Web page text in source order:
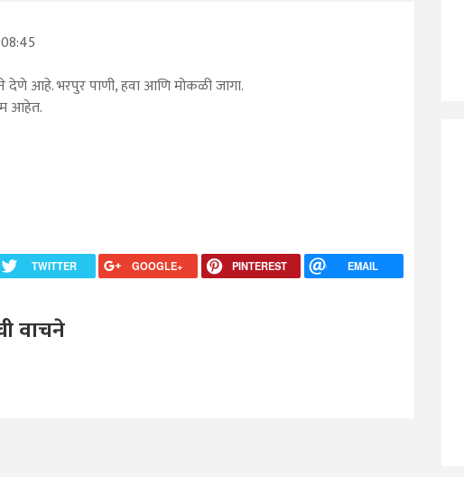
देणे आहे. भरपुर पाणी, हवा आणि मोकळी जागा.
आहेत.
TWITTER GOOGLE+ PINTEREST EMAIL
वाचने